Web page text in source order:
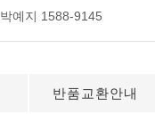
박예지 1588-9145
반품교환안내